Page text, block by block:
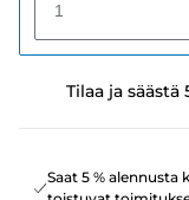
1
Tilaa ja säästä
Saat 5 %